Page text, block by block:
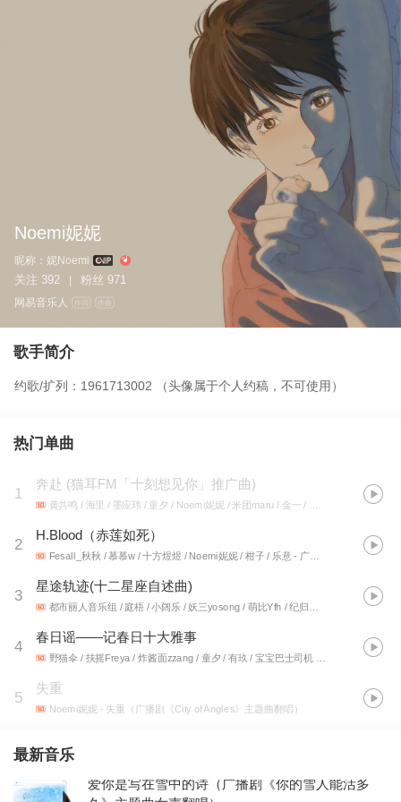
Noemi妮妮
昵称： 妮Noemi
关注 392 粉丝 971
网易音乐人 作词 作曲
歌手简介
约歌/扩列：1961713002 （头像属于个人约稿，不可使用）
热门单曲
1
奔赴 (猫耳FM「十刻想见你」推广曲)
黄共鸣 / 海里 / 墨应玮 / 童夕 / Noemi妮妮 / 米团maru / 金一 / 果喵Kanya / 月知 / 谈涂 / Laeti欣欣 / 裴昀
2
H.Blood（赤莲如死）
Fesall_秋秋 / 慕慕w / 十方煜煜 / Noemi妮妮 / 柑子 / 乐意- 广播剧《百万up学神天天演我》主题曲
3
星途轨迹(十二星座自述曲)
都市丽人音乐组 / 庭梧 / 小阔乐 / 妖三yosong / 萌比Yfh / 纪归寒 / Noemi妮妮 / 贰鸭 / 山药 / 店长 / 橙汁久久c100 / Nigel / 佩礼Lynnia
4
春日谣——记春日十大雅事
野猫伞 / 扶摇Freya / 炸酱面zzang / 童夕 / 有玖 / 宝宝巴士司机 / 汉瑶 / 药迟luriki / Noemi妮妮 / 海里
5
失重
Noemi妮妮 - 失重（广播剧《City of Angles》主题曲翻唱）
最新音乐
爱你是写在雪中的诗（广播剧《你的雪人能活多